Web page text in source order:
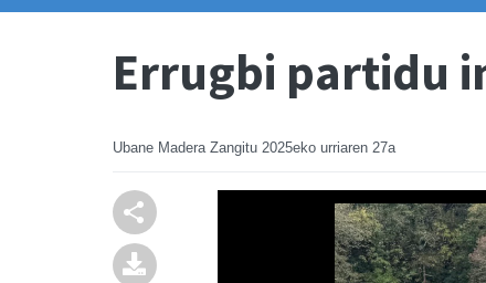
Errugbi partidu
Ubane Madera Zangitu 2025eko urriaren 27a